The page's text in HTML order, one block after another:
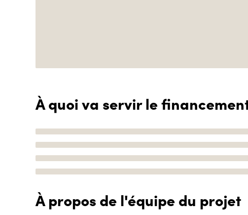
À quoi va servir le
À propos de l'équipe du projet